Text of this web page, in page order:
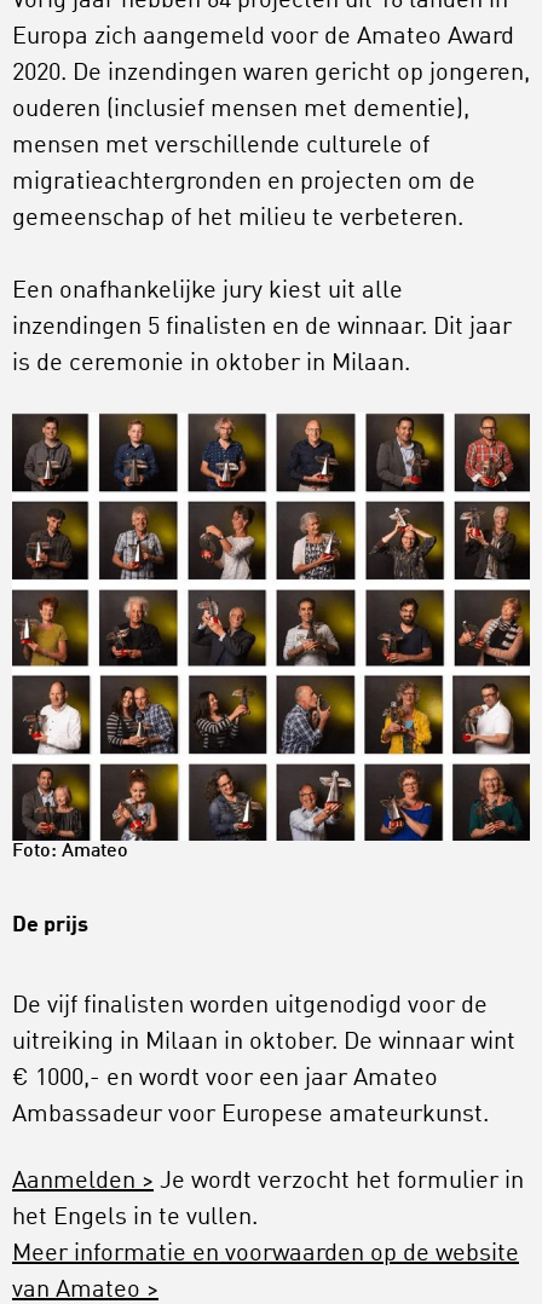
Europa zich aangemeld voor de Amateo Award
2020. De inzendingen waren gericht op jongeren,
ouderen (inclusief mensen met dementie),
mensen met verschillende culturele of
migratieachtergronden en projecten om de
gemeenschap of het milieu te verbeteren.
Een onafhankelijke jury kiest uit alle
inzendingen 5 finalisten en de winnaar. Dit jaar
is de ceremonie in oktober in Milaan.
Foto: Amateo
De prijs
De vijf finalisten worden uitgenodigd voor de
uitreiking in Milaan in oktober. De winnaar wint
€ 1000,- en wordt voor een jaar Amateo
Ambassadeur voor Europese amateurkunst.
Aanmelden > Je wordt verzocht het formulier in
het Engels in te vullen.
Meer informatie en voorwaarden op de website
van Amateo >